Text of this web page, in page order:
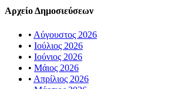
Αρχείο Δημοσιεύσεων
• Αύγουστος 2026
• Ιούλιος 2026
• Ιούνιος 2026
• Μάιος 2026
• Απρίλιος 2026